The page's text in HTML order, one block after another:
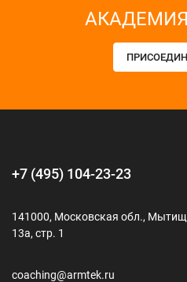
АКАДЕМИЯ
+7 (495) 104-23-23
141000, Московская обл.,
13а, стр. 1
coaching@armtek.ru